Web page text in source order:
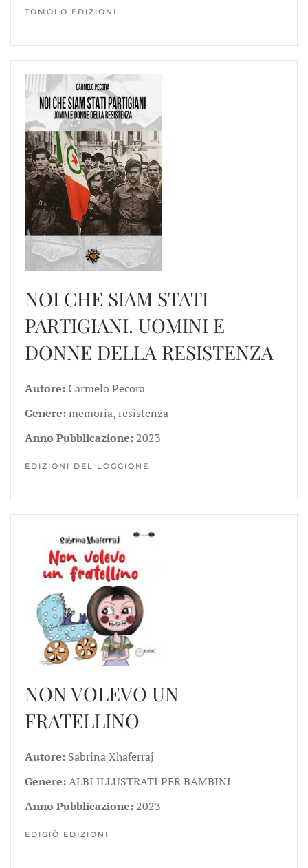
TOMOLO EDIZIONI
NOI CHE SIAM STATI
PARTIGIANI. UOMINI E
DONNE DELLA RESISTENZA
Autore: Carmelo Pecora
Genere:memoria, resistenza
Anno Pubblicazione: 2023
EDIZIONI DEL LOGGIONE
NON VOLEVO UN
FRATELLINO
Autore: Sabrina Xhaferraj
Genere:ALBI ILLUSTRATI PER BAMBINI
Anno Pubblicazione: 2023
EDIGIÒ EDIZIONI